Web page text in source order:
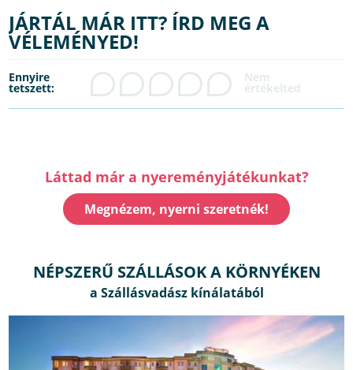
JÁRTÁL MÁR ITT? ÍRD MEG A
VÉLEMÉNYED!
Ennyire
tetszett:
Láttad már a nyereményjátékunkat?
Megnézem, nyerni szeretnék!
NÉPSZERŰ SZÁLLÁSOK A KÖRNYÉKEN